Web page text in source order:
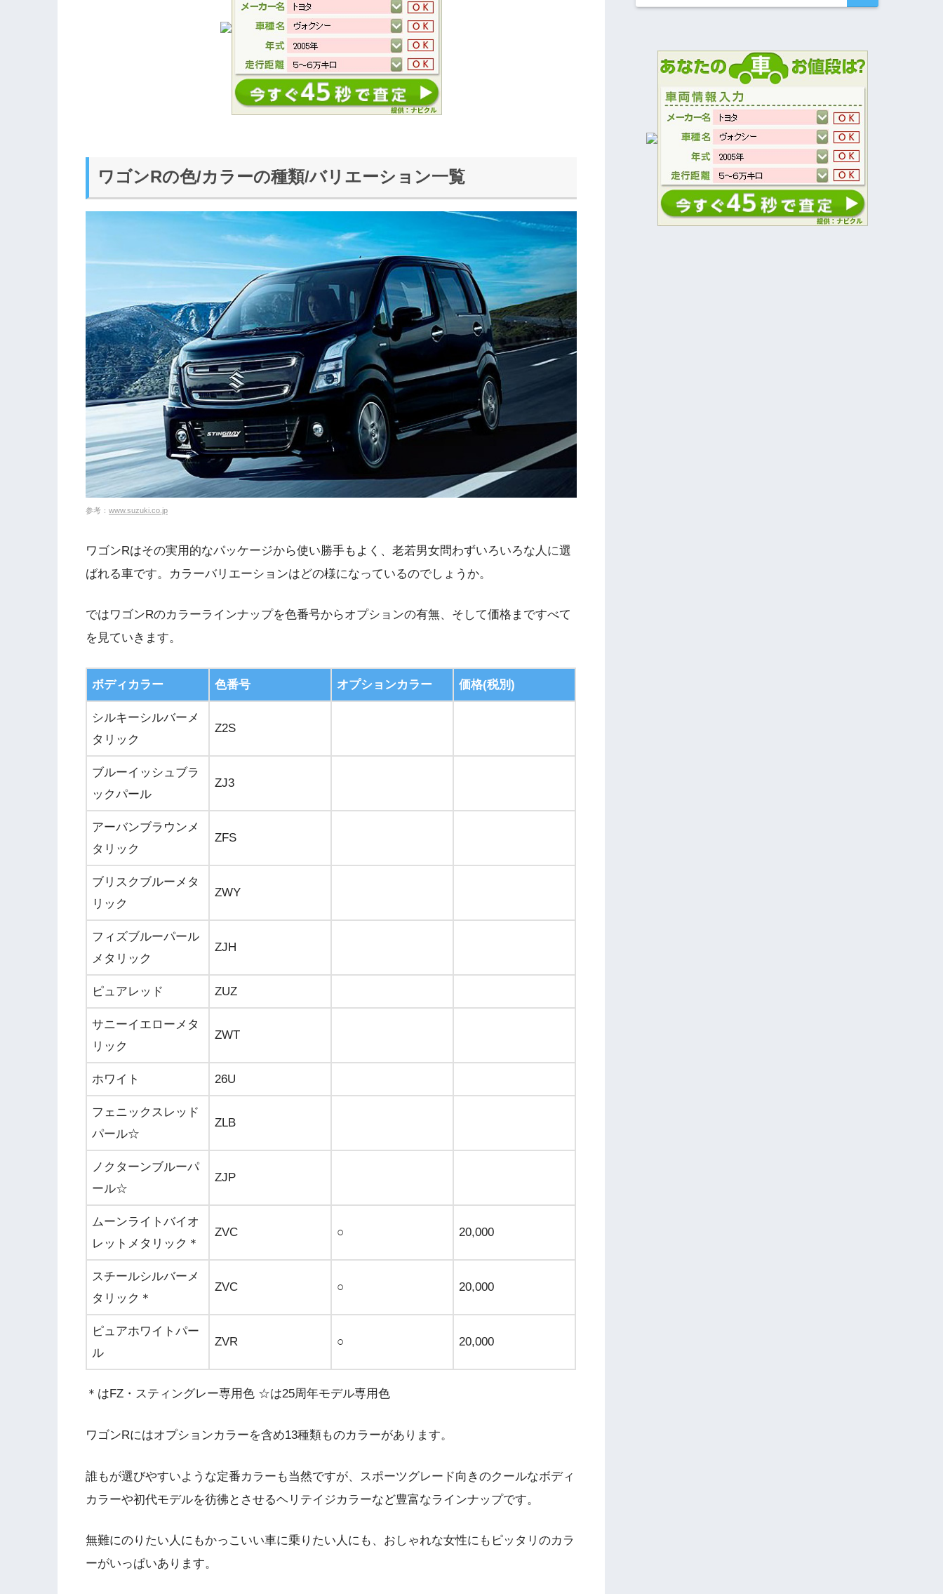
ワゴンRの色/カラーの種類/バリエーション一覧
参考： www.suzuki.co.jp
ワゴンRはその実用的なパッケージから使い勝手もよく、老若男女問わずいろいろな人に選
ばれる車です。カラーバリエーションはどの様になっているのでしょうか。
ではワゴンRのカラーラインナップを色番号からオプションの有無、そして価格まですべて
を見ていきます。
ボディカラー 色番号 オプションカラー 価格(税別)
シルキーシルバーメ
タリック
Z2S
ブルーイッシュブラ
ックパール
ZJ3
アーバンブラウンメ
タリック
ZFS
ブリスクブルーメタ
リック
ZWY
フィズブルーパール
メタリック
ZJH
ピュアレッド ZUZ
サニーイエローメタ
リック
ZWT
ホワイト 26U
フェニックスレッド
パール☆
ZLB
ノクターンブルーパ
ール☆
ZJP
ムーンライトバイオ
レットメタリック＊
ZVC ○ 20,000
スチールシルバーメ
タリック＊
ZVC ○ 20,000
ピュアホワイトパー
ル
ZVR ○ 20,000
＊はFZ・スティングレー専用色 ☆は25周年モデル専用色
ワゴンRにはオプションカラーを含め13種類ものカラーがあります。
誰もが選びやすいような定番カラーも当然ですが、スポーツグレード向きのクールなボディ
カラーや初代モデルを彷彿とさせるヘリテイジカラーなど豊富なラインナップです。
無難にのりたい人にもかっこいい車に乗りたい人にも、おしゃれな女性にもピッタリのカラ
ーがいっぱいあります。